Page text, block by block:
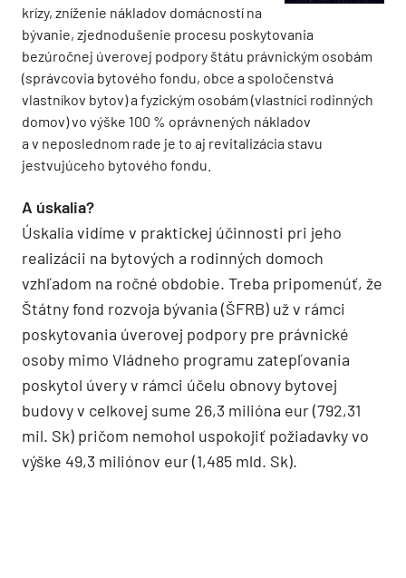
krízy, zníženie nákladov domácností na
bývanie, zjednodušenie procesu poskytovania
bezúročnej úverovej podpory štátu právnickým osobám
(správcovia bytového fondu, obce a spoločenstvá
vlastníkov bytov) a fyzickým osobám (vlastníci rodinných
domov) vo výške 100 % oprávnených nákladov
a v neposlednom rade je to aj revitalizácia stavu
jestvujúceho bytového fondu.
A úskalia?
Úskalia vidíme v praktickej účinnosti pri jeho
realizácii na bytových a rodinných domoch
vzhľadom na ročné obdobie. Treba pripomenúť, že
Štátny fond ­rozvoja bývania (ŠFRB) už v rámci
poskytovania úverovej podpory pre právnické
osoby mimo Vládneho programu zatepľovania
poskytol úvery v rámci účelu obnovy bytovej
budovy v celkovej sume 26,3 milióna eur (792,31
mil. Sk) pričom nemohol uspokojiť požiadavky vo
výške 49,3 miliónov eur (1,485 mld. Sk).